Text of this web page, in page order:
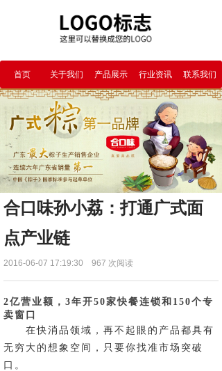
首页 关于我们 产品展示 行业资讯 联系我们
合口味孙小荔：打通广式面
点产业链
2016-06-07 17:19:30 967 次阅读
2亿营业额，3年开50家快餐连锁和150个专
卖窗口
在快消品领域，再不起眼的产品都具有
无穷大的想象空间，只要你找准市场突破
口。